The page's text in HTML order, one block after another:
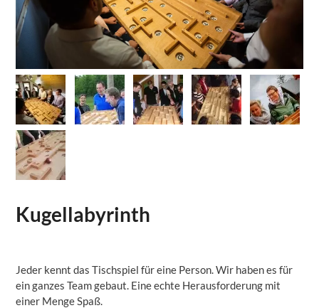
Kugellabyrinth
Jeder kennt das Tischspiel für eine Person. Wir haben es für
ein ganzes Team gebaut. Eine echte Herausforderung mit
einer Menge Spaß.